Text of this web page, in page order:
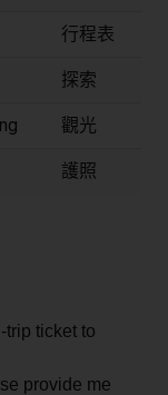
行程表
探索
觀光
護照
trip ticket to
provide me